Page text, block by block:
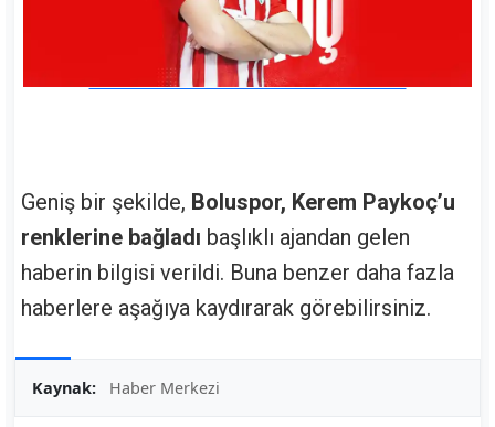
Geniş bir şekilde, Boluspor, Kerem Paykoç’u
renklerine bağladı başlıklı ajandan gelen
haberin bilgisi verildi. Buna benzer daha fazla
haberlere aşağıya kaydırarak görebilirsiniz.
Kaynak: Haber Merkezi